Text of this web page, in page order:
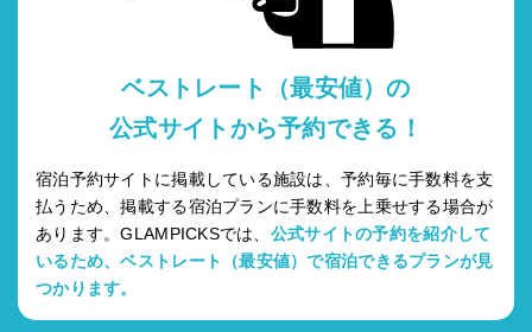
ベストレート（最安値）の
公式サイトから予約できる！
宿泊予約サイトに掲載している施設は、予約毎に手数料を支
払うため、掲載する宿泊プランに手数料を上乗せする場合が
あります。GLAMPICKSでは、 公式サイトの予約を紹介して
いるため、ベストレート（最安値）で宿泊できるプランが見
つかります。